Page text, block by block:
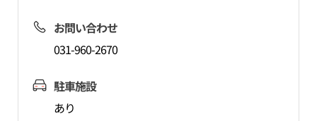
お問い合わせ
031-960-2670
駐車施設
あり